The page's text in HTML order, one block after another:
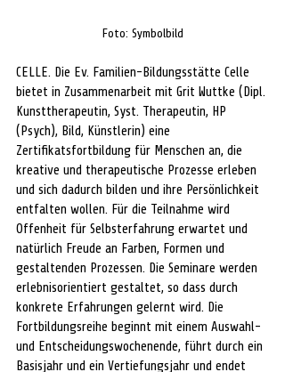
Foto: Symbolbild
CELLE. Die Ev. Familien-Bildungsstätte Celle
bietet in Zusammenarbeit mit Grit Wuttke (Dipl.
Kunsttherapeutin, Syst. Therapeutin, HP
(Psych), Bild, Künstlerin) eine
Zertifikatsfortbildung für Menschen an, die
kreative und therapeutische Prozesse erleben
und sich dadurch bilden und ihre Persönlichkeit
entfalten wollen. Für die Teilnahme wird
Offenheit für Selbsterfahrung erwartet und
natürlich Freude an Farben, Formen und
gestaltenden Prozessen. Die Seminare werden
erlebnisorientiert gestaltet, so dass durch
konkrete Erfahrungen gelernt wird. Die
Fortbildungsreihe beginnt mit einem Auswahl-
und Entscheidungswochenende, führt durch ein
Basisjahr und ein Vertiefungsjahr und endet